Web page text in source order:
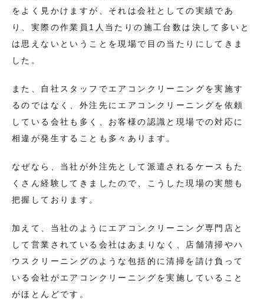
をよく見かけますが、それは会社としての実績であ
り、実際の作業員1人当たりの施工台数は決して多いと
は思えないということを現場で目の当たりにしてきま
した。
また、自社スタッフでエアコンクリーニングを実施す
るのではなく、外注先にエアコンクリーニングを依頼
している会社も多く、お客様の認識と現場での対応に
相違が発生することも多々あります。
なぜなら、当社が外注先として派遣されるケースもた
くさん経験してきましたので、こうした現場の実態も
把握しております。
加えて、当社のようにエアコンクリーニング専門店と
して営業されている会社はあまりなく、店舗清掃やハ
ウスクリーニングのような包括的に清掃を請け負って
いる会社がエアコンクリーニングを実施していること
がほとんどです。